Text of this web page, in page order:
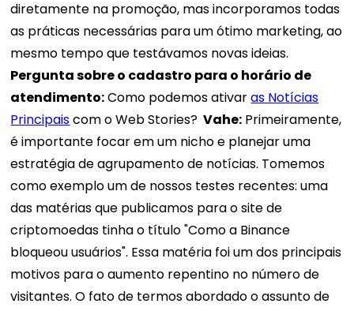
diretamente na promoção, mas incorporamos todas
as práticas necessárias para um ótimo marketing, ao
mesmo tempo que testávamos novas ideias.
Pergunta sobre o cadastro para o horário de
atendimento:Como podemos ativaras Notícias
Principaiscom o Web Stories? Vahe: Primeiramente,
é importante focar em um nicho e planejar uma
estratégia de agrupamento de notícias. Tomemos
como exemplo um de nossos testes recentes: uma
das matérias que publicamos para o site de
criptomoedas tinha o título "Como a Binance
bloqueou usuários". Essa matéria foi um dos principais
motivos para o aumento repentino no número de
visitantes. O fato de termos abordado o assunto de